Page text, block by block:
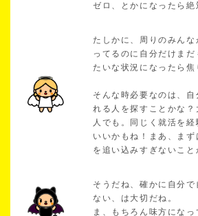
ゼロ、とかになったら絶
たしかに、周りのみんな
ってるのに自分だけま
たいな状況になったら焦
そんな時必要なのは、自
れる人を探すことかな
人でも。同じく就活を
いいかもね！まあ、ま
を追い込みすぎないこと
そうだね、確かに自分
ない、は大切だね。
ま、もちろん味方にな